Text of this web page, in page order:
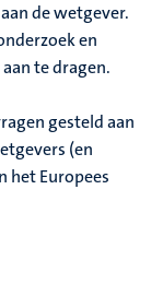
de wetgever.
en
te dragen.
gesteld aan
(en
het Europees